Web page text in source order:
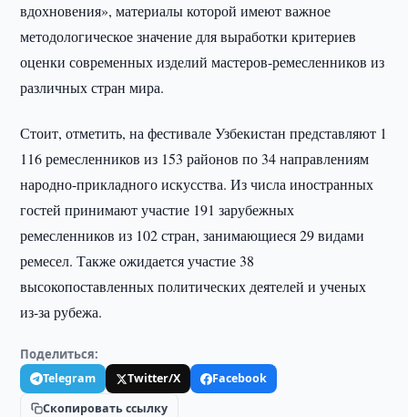
вдохновения», материалы которой имеют важное
методологическое значение для выработки критериев
оценки современных изделий мастеров-ремесленников из
различных стран мира.
Стоит, отметить, на фестивале Узбекистан представляют 1
116 ремесленников из 153 районов по 34 направлениям
народно-прикладного искусства. Из числа иностранных
гостей принимают участие 191 зарубежных
ремесленников из 102 стран, занимающиеся 29 видами
ремесел. Также ожидается участие 38
высокопоставленных политических деятелей и ученых
из-за рубежа.
Поделиться:
Telegram Twitter/X
Facebook
Скопировать ссылку